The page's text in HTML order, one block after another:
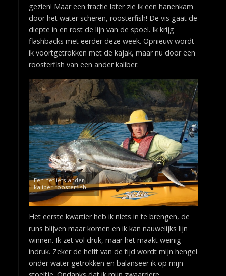
gezien! Maar een fractie later zie ik een hanenkam
door het water scheren, roosterfish! De vis gaat de
diepte in en rost de lijn van de spoel. Ik krijg
flashbacks met eerder deze week. Opnieuw wordt
ik voortgetrokken met de kajak, maar nu door een
roosterfish van een ander kaliber.
Een net iets ander
kaliber roosterfish
Het eerste kwartier heb ik niets in te brengen, de
runs blijven maar komen en ik kan nauwelijks lijn
winnen. Ik zet vol druk, maar het maakt weinig
indruk. Zeker de helft van de tijd wordt mijn hengel
onder water getrokken en balanseer ik op mijn